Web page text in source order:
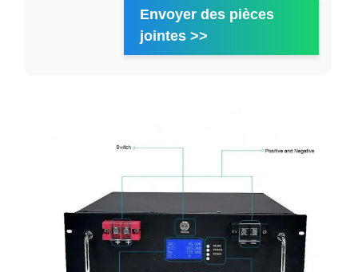
Envoyer des pièces
jointes >>